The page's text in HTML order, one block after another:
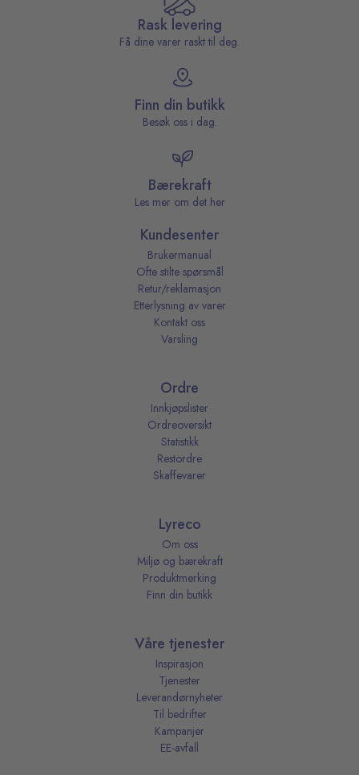
Rask levering
Få dine varer raskt til deg.
Finn din butikk
Besøk oss i dag.
Bærekraft
Les mer om det her
Kundesenter
Brukermanual
Ofte stilte spørsmål
Retur/reklamasjon
Etterlysning av varer
Kontakt oss
Varsling
Ordre
Innkjøpslister
Ordreoversikt
Statistikk
Restordre
Skaffevarer
Lyreco
Om oss
Miljø og bærekraft
Produktmerking
Finn din butikk
Våre tjenester
Inspirasjon
Tjenester
Leverandørnyheter
Til bedrifter
Kampanjer
EE-avfall